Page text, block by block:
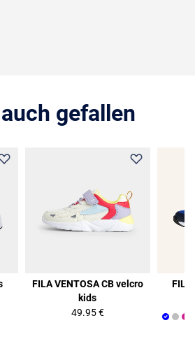
gefallen
FILA VENTOSA CB velcro
kids
49.95 €
FILA